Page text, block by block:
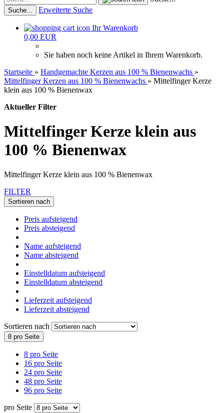
Suche... Erweiterte Suche
Ihr Warenkorb
0,00 EUR
Sie haben noch keine Artikel in Ihrem Warenkorb.
Startseite » Handgemachte Kerzen aus 100 % Bienenwachs »
Mittelfinger Kerzen aus 100 % Bienenwachs » Mittelfinger Kerze
klein aus 100 % Bienenwax
Aktueller Filter
Mittelfinger Kerze klein aus
100 % Bienenwax
Mittelfinger Kerze klein aus 100 % Bienenwax
FILTER
Sortieren nach
Preis aufsteigend
Preis absteigend
Name aufsteigend
Name absteigend
Einstelldatum aufsteigend
Einstelldatum absteigend
Lieferzeit aufsteigend
Lieferzeit absteigend
Sortieren nach
8 pro Seite
8 pro Seite
16 pro Seite
24 pro Seite
48 pro Seite
96 pro Seite
pro Seite